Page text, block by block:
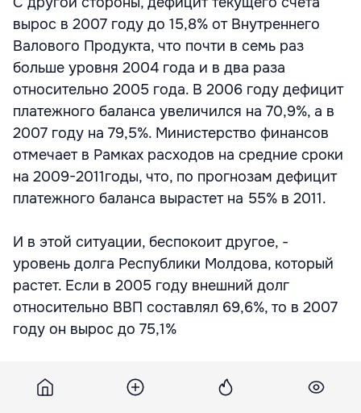
вырос в 2007 году до 15,8% от Внутреннего
Валового Продукта, что почти в семь раз
больше уровня 2004 года и в два раза
относительно 2005 года. В 2006 году дефицит
платежного баланса увеличился на 70,9%, а в
2007 году на 79,5%. Министерство финансов
отмечает в Рамках расходов на средние сроки
на 2009-2011годы, что, по прогнозам дефицит
платежного баланса вырастет на 55% в 2011.
И в этой ситуации, беспокоит другое, -
уровень долга Республики Молдова, который
растет. Если в 2005 году внешний долг
относительно ВВП составлял 69,6%, то в 2007
году он вырос до 75,1%
который плачевно сказался на молдавской